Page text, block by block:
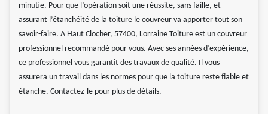
minutie. Pour que l’opération soit une réussite, sans faille, et
assurant l’étanchéité de la toiture le couvreur va apporter tout son
savoir-faire. A Haut Clocher, 57400, Lorraine Toiture est un couvreur
professionnel recommandé pour vous. Avec ses années d’expérience,
ce professionnel vous garantit des travaux de qualité. Il vous
assurera un travail dans les normes pour que la toiture reste fiable et
étanche. Contactez-le pour plus de détails.